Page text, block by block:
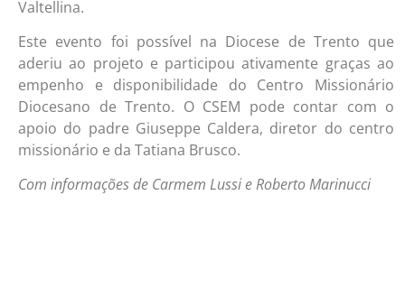
Valtellina.
Este evento foi possível na Diocese de Trento que
aderiu ao projeto e participou ativamente graças ao
empenho e disponibilidade do Centro Missionário
Diocesano de Trento. O CSEM pode contar com o
apoio do padre Giuseppe Caldera, diretor do centro
missionário e da Tatiana Brusco.
Com informações de Carmem Lussi e Roberto Marinucci